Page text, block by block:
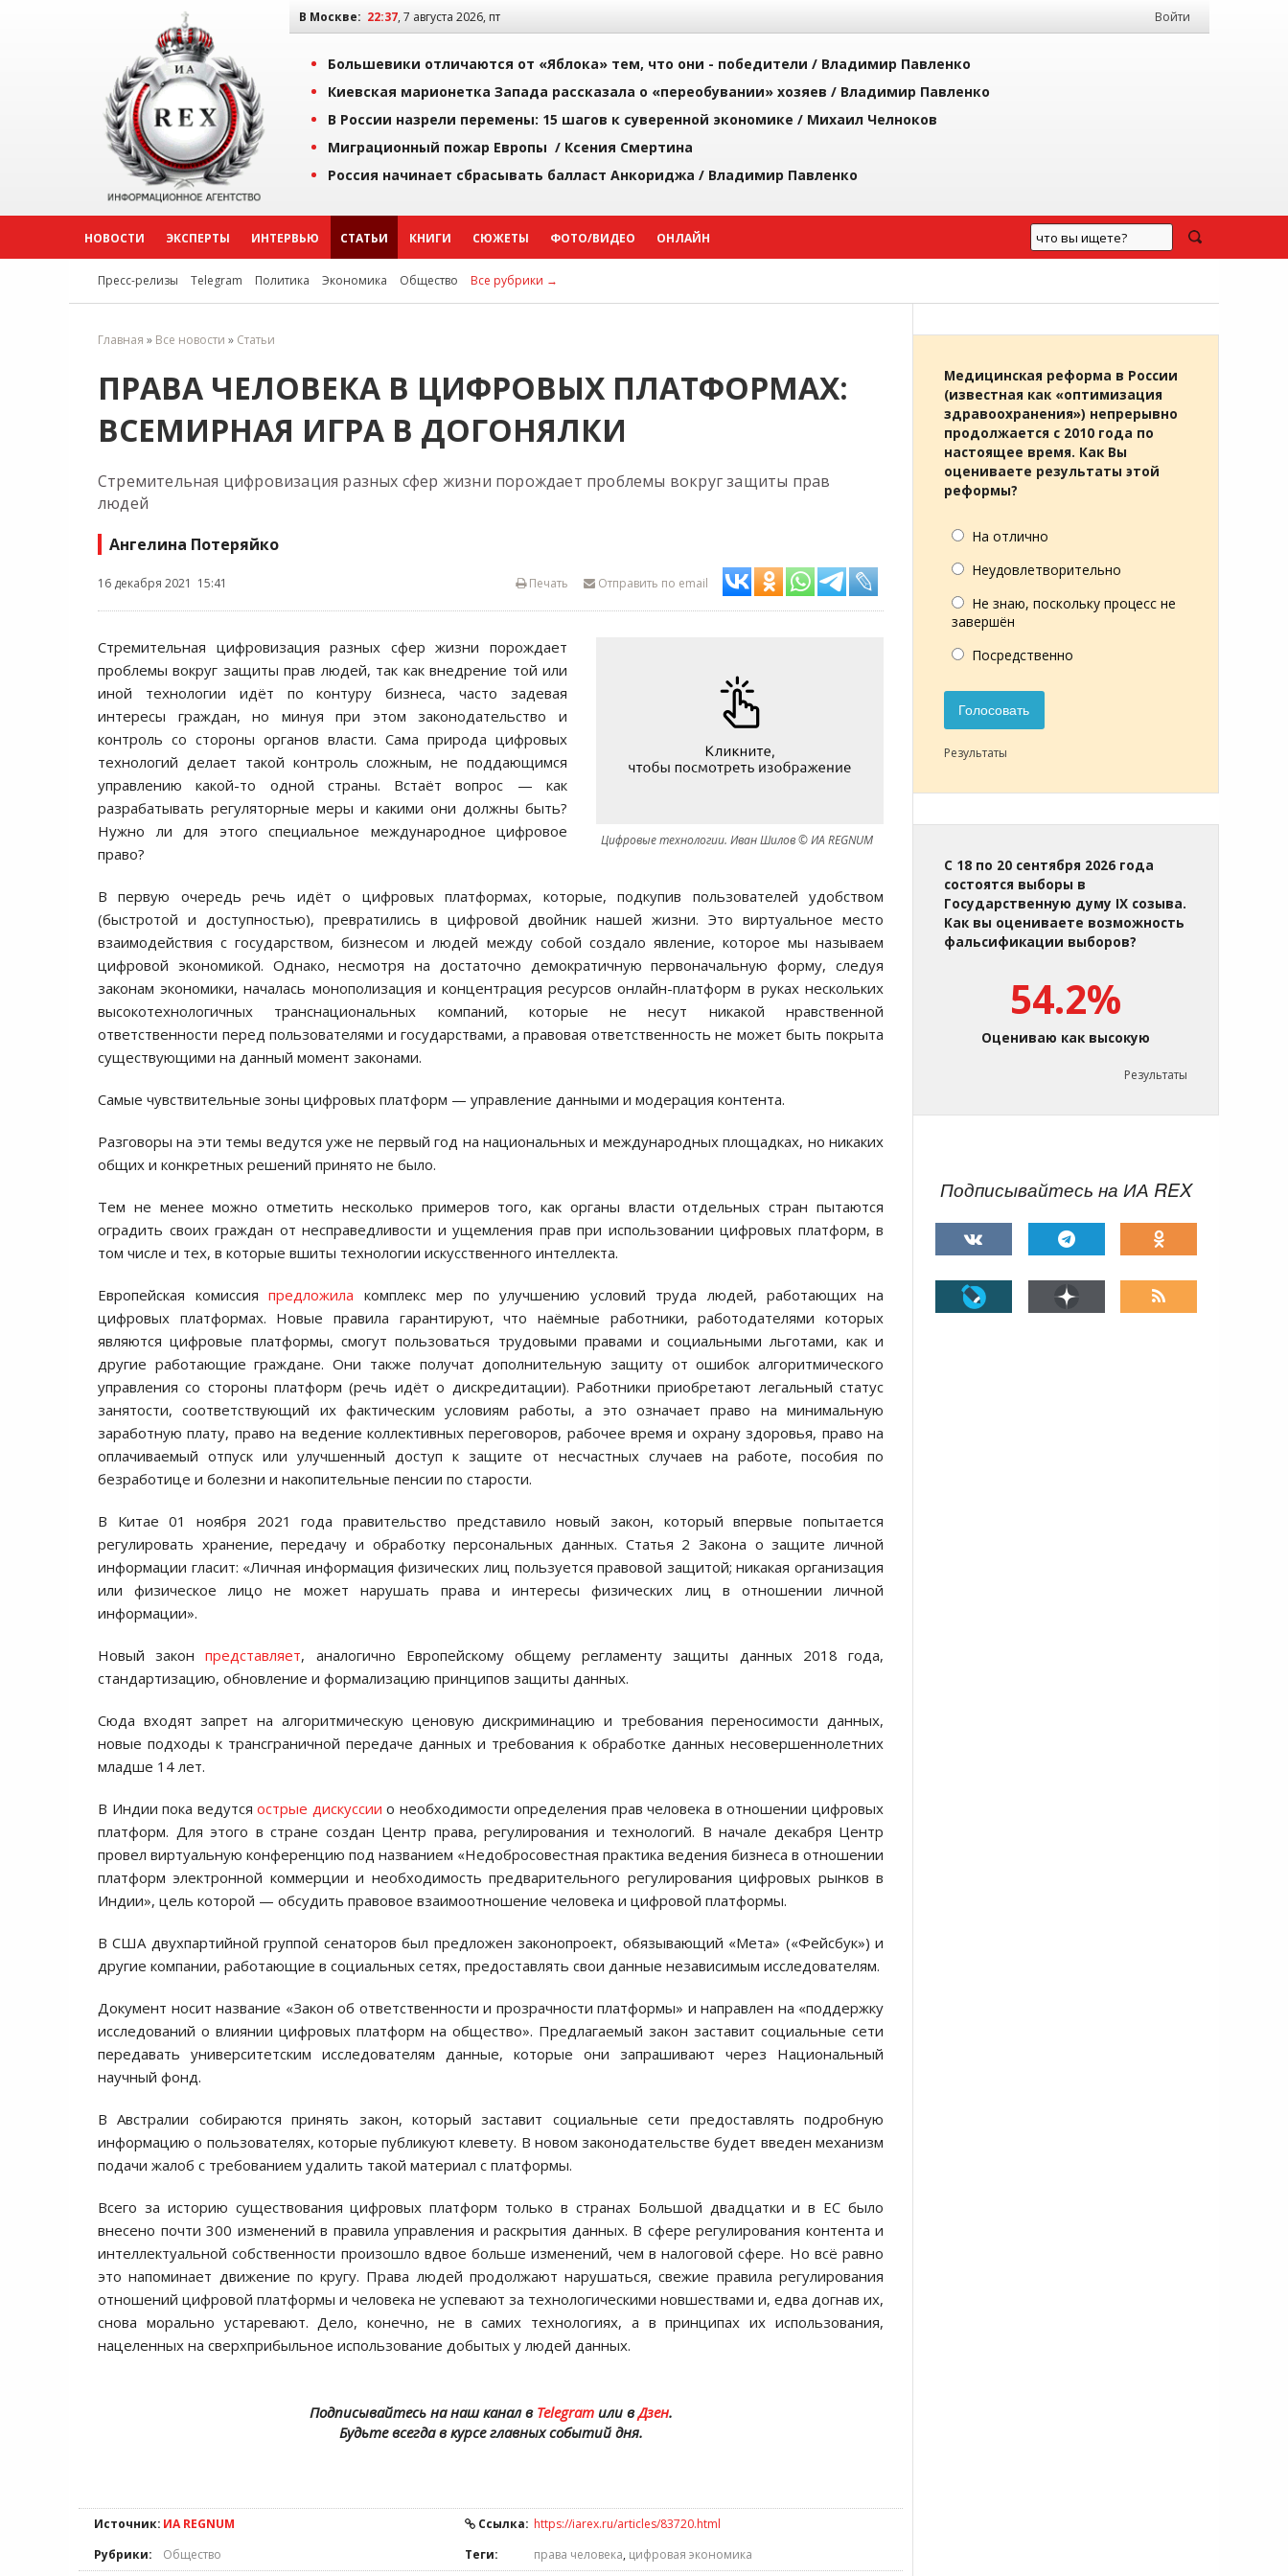
В Москве: 22:37, 7 августа 2026, пт Войти
Большевики отличаются от «Яблока» тем, что они - победители / Владимир Павленко
Киевская марионетка Запада рассказала о «переобувании» хозяев / Владимир Павленко
В России назрели перемены: 15 шагов к суверенной экономике / Михаил Челноков
Миграционный пожар Европы / Ксения Смертина
Россия начинает сбрасывать балласт Анкориджа / Владимир Павленко
НОВОСТИ ЭКСПЕРТЫ ИНТЕРВЬЮ СТАТЬИ КНИГИ СЮЖЕТЫ ФОТО/ВИДЕО ОНЛАЙН
Пресс-релизы Telegram Политика Экономика Общество Все рубрики →
Главная » Все новости » Статьи
ПРАВА ЧЕЛОВЕКА В ЦИФРОВЫХ ПЛАТФОРМАХ:
ВСЕМИРНАЯ ИГРА В ДОГОНЯЛКИ
Стремительная цифровизация разных сфер жизни порождает проблемы вокруг защиты прав
людей
Ангелина Потеряйко
16 декабря 2021 15:41 Отправить по email
Печать
Цифровые технологии. Иван Шилов © ИА REGNUM
Стремительная цифровизация разных сфер жизни порождает
проблемы вокруг защиты прав людей, так как внедрение той или
иной технологии идёт по контуру бизнеса, часто задевая
интересы граждан, но минуя при этом законодательство и
контроль со стороны органов власти. Сама природа цифровых
технологий делает такой контроль сложным, не поддающимся
управлению какой-то одной страны. Встаёт вопрос — как
разрабатывать регуляторные меры и какими они должны быть?
Нужно ли для этого специальное международное цифровое
право?
В первую очередь речь идёт о цифровых платформах, которые, подкупив пользователей удобством
(быстротой и доступностью), превратились в цифровой двойник нашей жизни. Это виртуальное место
взаимодействия с государством, бизнесом и людей между собой создало явление, которое мы называем
цифровой экономикой. Однако, несмотря на достаточно демократичную первоначальную форму, следуя
законам экономики, началась монополизация и концентрация ресурсов онлайн-платформ в руках нескольких
высокотехнологичных транснациональных компаний, которые не несут никакой нравственной
ответственности перед пользователями и государствами, а правовая ответственность не может быть покрыта
существующими на данный момент законами.
Самые чувствительные зоны цифровых платформ — управление данными и модерация контента.
Разговоры на эти темы ведутся уже не первый год на национальных и международных площадках, но никаких
общих и конкретных решений принято не было.
Тем не менее можно отметить несколько примеров того, как органы власти отдельных стран пытаются
оградить своих граждан от несправедливости и ущемления прав при использовании цифровых платформ, в
том числе и тех, в которые вшиты технологии искусственного интеллекта.
Европейская комиссияпредложила комплекс мер по улучшению условий труда людей, работающих на
цифровых платформах. Новые правила гарантируют, что наёмные работники, работодателями которых
являются цифровые платформы, смогут пользоваться трудовыми правами и социальными льготами, как и
другие работающие граждане. Они также получат дополнительную защиту от ошибок алгоритмического
управления со стороны платформ (речь идёт о дискредитации). Работники приобретают легальный статус
занятости, соответствующий их фактическим условиям работы, а это означает право на минимальную
заработную плату, право на ведение коллективных переговоров, рабочее время и охрану здоровья, право на
оплачиваемый отпуск или улучшенный доступ к защите от несчастных случаев на работе, пособия по
безработице и болезни и накопительные пенсии по старости.
В Китае 01 ноября 2021 года правительство представило новый закон, который впервые попытается
регулировать хранение, передачу и обработку персональных данных. Статья 2 Закона о защите личной
информации гласит: «Личная информация физических лиц пользуется правовой защитой; никакая организация
или физическое лицо не может нарушать права и интересы физических лиц в отношении личной
информации».
Новый законпредставляет, аналогично Европейскому общему регламенту защиты данных 2018 года,
стандартизацию, обновление и формализацию принципов защиты данных.
Сюда входят запрет на алгоритмическую ценовую дискриминацию и требования переносимости данных,
новые подходы к трансграничной передаче данных и требования к обработке данных несовершеннолетних
младше 14 лет.
В Индии пока ведутсяострые дискуссии о необходимости определения прав человека в отношении цифровых
платформ. Для этого в стране создан Центр права, регулирования и технологий. В начале декабря Центр
провел виртуальную конференцию под названием «Недобросовестная практика ведения бизнеса в отношении
платформ электронной коммерции и необходимость предварительного регулирования цифровых рынков в
Индии», цель которой — обсудить правовое взаимоотношение человека и цифровой платформы.
В США двухпартийной группой сенаторов был предложен законопроект, обязывающий «Мета» («Фейсбук») и
другие компании, работающие в социальных сетях, предоставлять свои данные независимым исследователям.
Документ носит название «Закон об ответственности и прозрачности платформы» и направлен на «поддержку
исследований о влиянии цифровых платформ на общество». Предлагаемый закон заставит социальные сети
передавать университетским исследователям данные, которые они запрашивают через Национальный
научный фонд.
В Австралии собираются принять закон, который заставит социальные сети предоставлять подробную
информацию о пользователях, которые публикуют клевету. В новом законодательстве будет введен механизм
подачи жалоб с требованием удалить такой материал с платформы.
Всего за историю существования цифровых платформ только в странах Большой двадцатки и в ЕС было
внесено почти 300 изменений в правила управления и раскрытия данных. В сфере регулирования контента и
интеллектуальной собственности произошло вдвое больше изменений, чем в налоговой сфере. Но всё равно
это напоминает движение по кругу. Права людей продолжают нарушаться, свежие правила регулирования
отношений цифровой платформы и человека не успевают за технологическими новшествами и, едва догнав их,
снова морально устаревают. Дело, конечно, не в самих технологиях, а в принципах их использования,
нацеленных на сверхприбыльное использование добытых у людей данных.
Подписывайтесь на наш канал в Telegramили вДзен.
Будьте всегда в курсе главных событий дня.
Источник: ИА REGNUM Ссылка: https://iarex.ru/articles/83720.html
Рубрики:
Общество Теги: права человека, цифровая экономика
Медицинская реформа в России
(известная как «оптимизация
здравоохранения») непрерывно
продолжается с 2010 года по
настоящее время. Как Вы
оцениваете результаты этой
реформы?
На отлично
Неудовлетворительно
Не знаю, поскольку процесс не
завершён
Посредственно
Голосовать
Результаты
С 18 по 20 сентября 2026 года
состоятся выборы в
Государственную думу IX созыва.
Как вы оцениваете возможность
фальсификации выборов?
54.2%
Оцениваю как высокую
Результаты
Подписывайтесь на ИА REX